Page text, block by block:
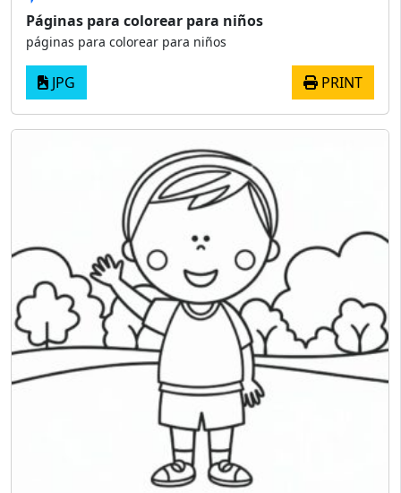
Páginas para colorear para niños
páginas para colorear para niños
JPG PRINT